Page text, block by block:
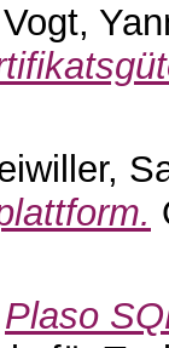
Vogt,
Plaso